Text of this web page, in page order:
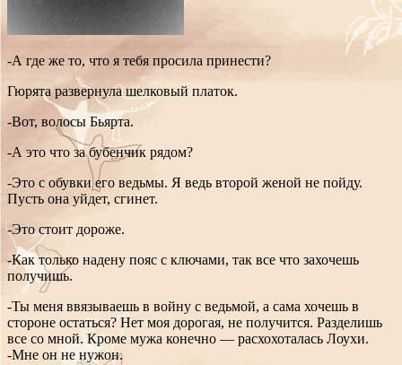
-А где же то, что я тебя просила принести?
Гюрята развернула шелковый платок.
-Вот, волосы Бьярта.
-А это что за бубенчик рядом?
-Это с обувки его ведьмы. Я ведь второй женой не пойду.
Пусть она уйдет, сгинет.
-Это стоит дороже.
-Как только надену пояс с ключами, так все что захочешь
получишь.
-Ты меня ввязываешь в войну с ведьмой, а сама хочешь в
стороне остаться? Нет моя дорогая, не получится. Разделишь
все со мной. Кроме мужа конечно — расхохоталась Лоухи.
-Мне он не нужон.